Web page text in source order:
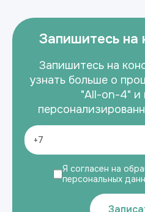
Запишитесь на
Запишитесь на
узнать больше о
"All-on-4" и
Я согласен на
персональных